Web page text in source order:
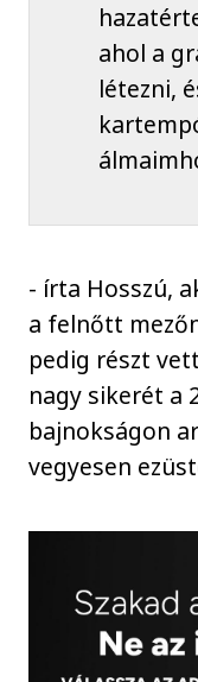
ahol a
létezni,
- írta Hosszú,
a felnőtt
pedig részt
nagy sikerét a
bajnokságon
vegyesen